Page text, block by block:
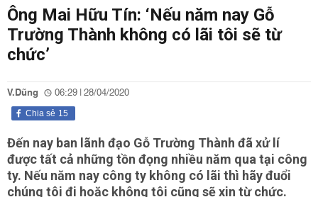
Ông Mai Hữu Tín: ‘Nếu năm nay Gỗ
Trường Thành không có lãi tôi sẽ từ
chức’
V.Dũng 06:29 | 28/04/2020
15
Chia sẻ
Đến nay ban lãnh đạo Gỗ Trường Thành đã xử lí
được tất cả những tồn đọng nhiều năm qua tại công
ty. Nếu năm nay công ty không có lãi thì hãy đuổi
chúng tôi đi hoặc không tôi cũng sẽ xin từ chức.